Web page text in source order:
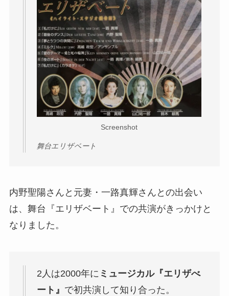
Screenshot
舞台エリザベート
内野聖陽さんと元妻・一路真輝さんとの出会い
は、舞台『エリザベート』での共演がきっかけと
なりました。
2人は2000年に ミュージカル『エリザべ
ート』 で初共演して知り合った。